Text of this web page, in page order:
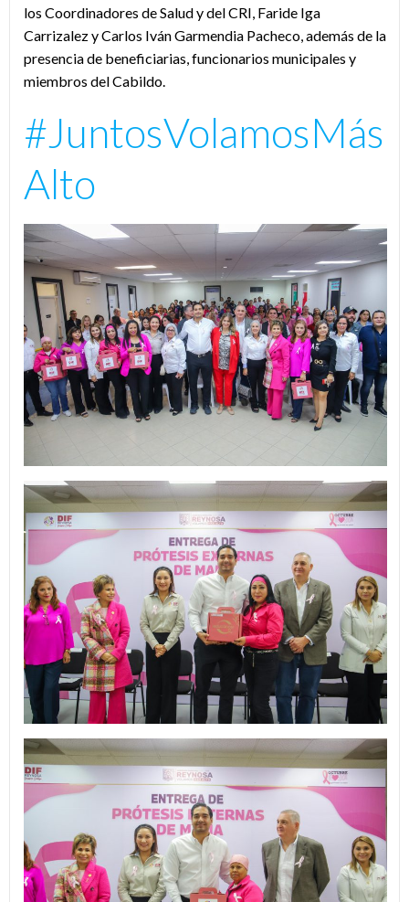
los Coordinadores de Salud y del CRI, Faride Iga
Carrizalez y Carlos Iván Garmendia Pacheco, además de la
presencia de beneficiarias, funcionarios municipales y
miembros del Cabildo.
#JuntosVolamosMás
Alto